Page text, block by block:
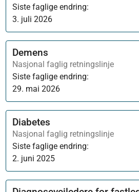
Siste faglige endring:
3. juli 2026
Demens
Nasjonal faglig retningslinje
Siste faglige endring:
29. mai 2026
Diabetes
Nasjonal faglig retningslinje
Siste faglige endring:
2. juni 2025